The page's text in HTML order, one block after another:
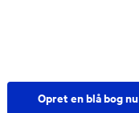
Opret en blå bog nu